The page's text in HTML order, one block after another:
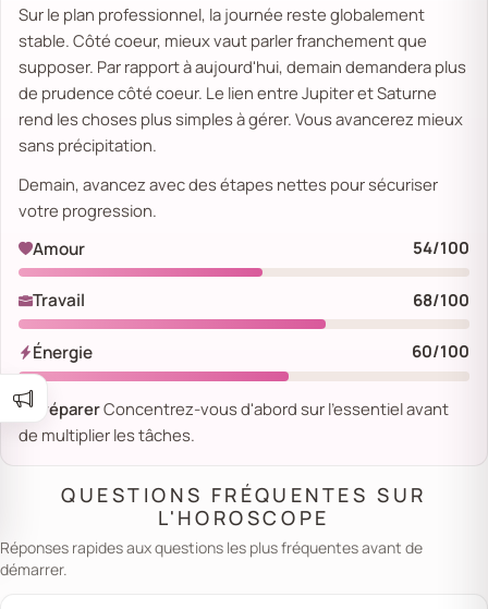
Sur le plan professionnel, la journée reste globalement
stable. Côté coeur, mieux vaut parler franchement que
supposer. Par rapport à aujourd'hui, demain demandera plus
de prudence côté coeur. Le lien entre Jupiter et Saturne
rend les choses plus simples à gérer. Vous avancerez mieux
sans précipitation.
Demain, avancez avec des étapes nettes pour sécuriser
votre progression.
Amour 54/100
Travail 68/100
Énergie 60/100
À préparerConcentrez-vous d'abord sur l'essentiel avant
de multiplier les tâches.
QUESTIONS FRÉQUENTES SUR
L'HOROSCOPE
Réponses rapides aux questions les plus fréquentes avant de
démarrer.